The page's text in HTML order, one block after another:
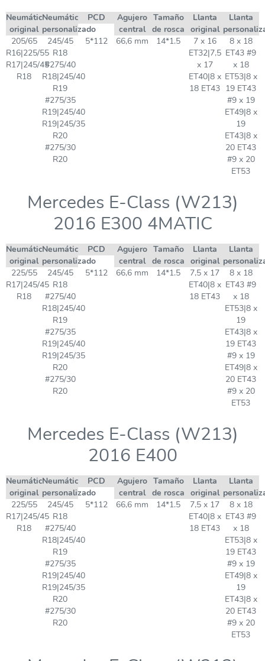
Neumático
original
Neumático
personalizado
PCD
Agujero
central
Tamaño
de rosca
Llanta
original
Llanta
205/65
R16|225/55
R17|245/45
R18
245/45
R18
#275/40
R18|245/40
R19
#275/35
R19|245/40
R19|245/35
R20
#275/30
R20
5*112 66,6 mm 14*1.5
7 x 16
ET32|7,5
x 17
ET40|8 x
18 ET43
8 x 18
ET43 #9
x 18
ET53|8 x
19 ET43
#9 x 19
ET49|8 x
19
ET43|8 x
20 ET43
#9 x 20
ET53
Mercedes E-Class (W213)
2016 E300 4MATIC
Neumático
original
Neumático
personalizado
PCD
Agujero
central
Tamaño
de rosca
Llanta
original
Llanta
225/55
R17|245/45
R18
245/45
R18
#275/40
R18|245/40
R19
#275/35
R19|245/40
R19|245/35
R20
#275/30
R20
5*112 66,6 mm 14*1.5
7,5 x 17
ET40|8 x
18 ET43
8 x 18
ET43 #9
x 18
ET53|8 x
19
ET43|8 x
19 ET43
#9 x 19
ET49|8 x
20 ET43
#9 x 20
ET53
Mercedes E-Class (W213)
2016 E400
Neumático
original
Neumático
personalizado
PCD
Agujero
central
Tamaño
de rosca
Llanta
original
Llanta
225/55
R17|245/45
R18
245/45
R18
#275/40
R18|245/40
R19
#275/35
R19|245/40
R19|245/35
R20
#275/30
R20
5*112 66,6 mm 14*1.5
7,5 x 17
ET40|8 x
18 ET43
8 x 18
ET43 #9
x 18
ET53|8 x
19 ET43
#9 x 19
ET49|8 x
19
ET43|8 x
20 ET43
#9 x 20
ET53